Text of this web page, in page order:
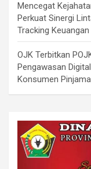
Mencegat
Perkuat Sinergi
Tracking
OJK Terbitkan
Pengawasan
Konsumen